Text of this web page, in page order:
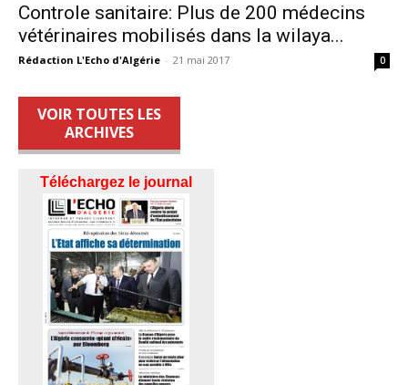
Controle sanitaire: Plus de 200 médecins
vétérinaires mobilisés dans la wilaya...
Rédaction L'Echo d'Algérie - 21 mai 2017 0
VOIR TOUTES LES
ARCHIVES